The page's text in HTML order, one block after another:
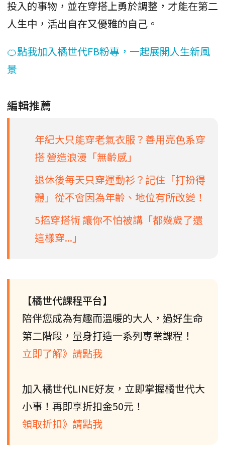
投入的事物，並在穿搭上勇於調整，才能在第二
人生中，活出自在又優雅的自己。
🍊點我加入橘世代FB粉專，一起展開人生新風
景
編輯推薦
年紀大只能穿老氣衣服？善用亮色系穿
搭 營造浪漫「無齡感」
退休後每天只穿運動衫？記住「打扮得
體」從不會因為年齡、地位有所改變！
5招穿搭術 讓你不怕被講「都幾歲了還
這樣穿...」
【橘世代課程平台】
陪伴您成為有趣而溫暖的大人，過好生命
第二階段，量身打造一系列專業課程！
立即了解》請點我
加入橘世代LINE好友，立即掌握橘世代大
小事！再即享折扣金50元！
領取折扣》請點我